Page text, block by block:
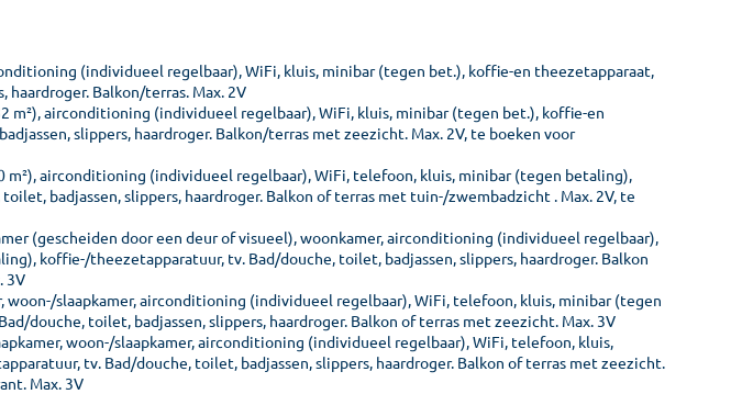
(individueel regelbaar), WiFi, kluis, minibar (tegen bet.), koffie-en theezetapparaat,
haardroger. Balkon/terras. Max. 2V
m²), airconditioning (individueel regelbaar), WiFi, kluis, minibar (tegen bet.), koffie-en
slippers, haardroger. Balkon/terras met zeezicht. Max. 2V, te boeken voor
m²), airconditioning (individueel regelbaar), WiFi, telefoon, kluis, minibar (tegen betaling),
badjassen, slippers, haardroger. Balkon of terras met tuin-/zwembadzicht . Max. 2V, te
(gescheiden door een deur of visueel), woonkamer, airconditioning (individueel regelbaar),
koffie-/theezetapparatuur, tv. Bad/douche, toilet, badjassen, slippers, haardroger. Balkon
3V
woon-/slaapkamer, airconditioning (individueel regelbaar), WiFi, telefoon, kluis, minibar (tegen
douche, toilet, badjassen, slippers, haardroger. Balkon of terras met zeezicht. Max. 3V
woon-/slaapkamer, airconditioning (individueel regelbaar), WiFi, telefoon, kluis,
tv. Bad/douche, toilet, badjassen, slippers, haardroger. Balkon of terras met zeezicht.
Max. 3V